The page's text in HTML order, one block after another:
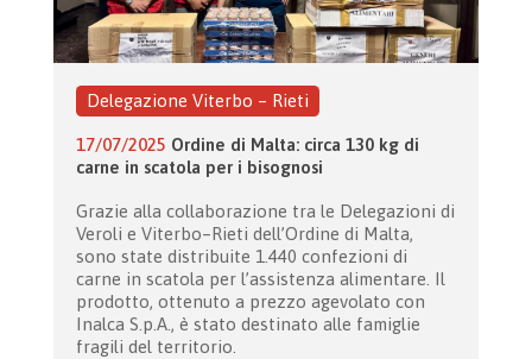
Delegazione Viterbo – Rieti
17/07/2025 Ordine di Malta: circa 130 kg di
carne in scatola per i bisognosi
Grazie alla collaborazione tra le Delegazioni di
Veroli e Viterbo–Rieti dell’Ordine di Malta,
sono state distribuite 1.440 confezioni di
carne in scatola per l’assistenza alimentare. Il
prodotto, ottenuto a prezzo agevolato con
Inalca S.p.A., è stato destinato alle famiglie
fragili del territorio.